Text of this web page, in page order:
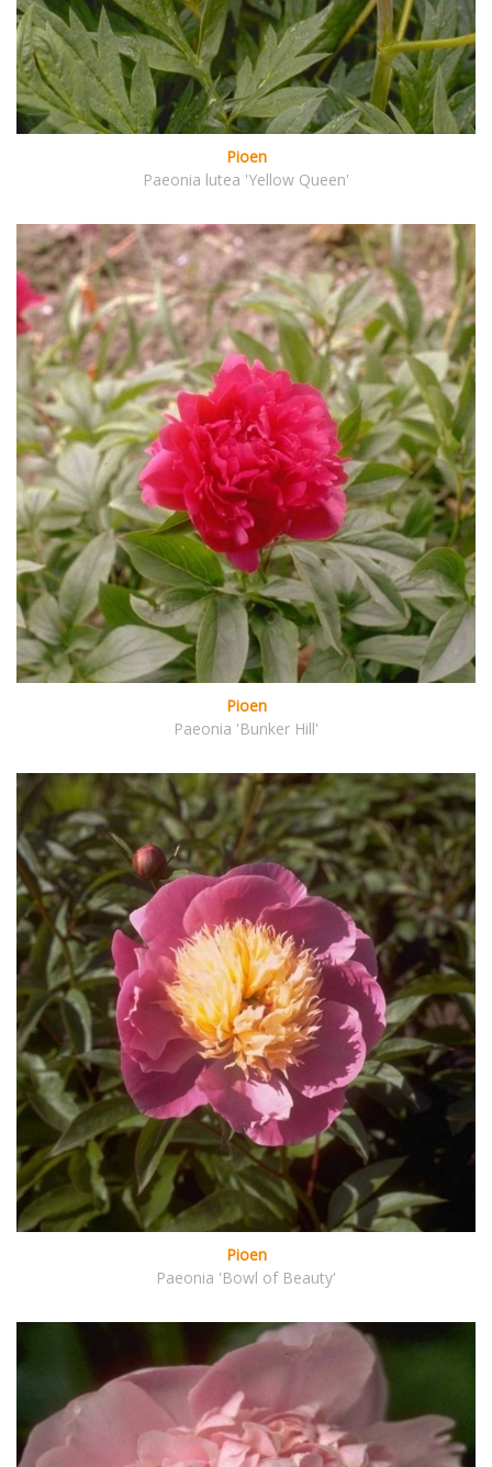
Pioen
Paeonia lutea 'Yellow Queen'
Pioen
Paeonia 'Bunker Hill'
Pioen
Paeonia 'Bowl of Beauty'